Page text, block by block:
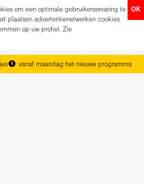
OK
om een optimale gebruikerservaring te
plaatsen advertentienetwerken cookies
op uw profiel. Zie
vanaf maandag het nieuwe programma
overzicht van Nederland